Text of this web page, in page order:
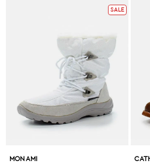
SALE
MON AMI